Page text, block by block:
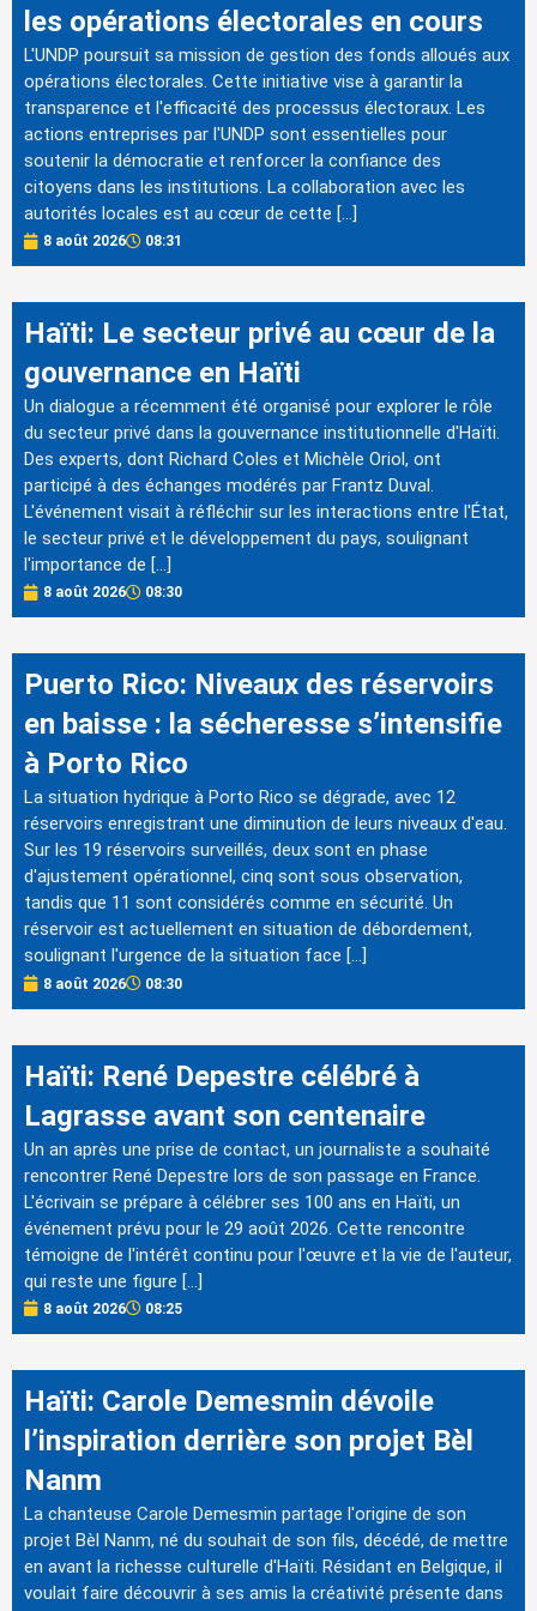
les opérations électorales en cours
L'UNDP poursuit sa mission de gestion des fonds alloués aux
opérations électorales. Cette initiative vise à garantir la
transparence et l'efficacité des processus électoraux. Les
actions entreprises par l'UNDP sont essentielles pour
soutenir la démocratie et renforcer la confiance des
citoyens dans les institutions. La collaboration avec les
autorités locales est au cœur de cette […]
8 août 2026 08:31
Haïti: Le secteur privé au cœur de la
gouvernance en Haïti
Un dialogue a récemment été organisé pour explorer le rôle
du secteur privé dans la gouvernance institutionnelle d'Haïti.
Des experts, dont Richard Coles et Michèle Oriol, ont
participé à des échanges modérés par Frantz Duval.
L'événement visait à réfléchir sur les interactions entre l'État,
le secteur privé et le développement du pays, soulignant
l'importance de […]
8 août 2026 08:30
Puerto Rico: Niveaux des réservoirs
en baisse : la sécheresse s’intensifie
à Porto Rico
La situation hydrique à Porto Rico se dégrade, avec 12
réservoirs enregistrant une diminution de leurs niveaux d'eau.
Sur les 19 réservoirs surveillés, deux sont en phase
d'ajustement opérationnel, cinq sont sous observation,
tandis que 11 sont considérés comme en sécurité. Un
réservoir est actuellement en situation de débordement,
soulignant l'urgence de la situation face […]
8 août 2026 08:30
Haïti: René Depestre célébré à
Lagrasse avant son centenaire
Un an après une prise de contact, un journaliste a souhaité
rencontrer René Depestre lors de son passage en France.
L'écrivain se prépare à célébrer ses 100 ans en Haïti, un
événement prévu pour le 29 août 2026. Cette rencontre
témoigne de l'intérêt continu pour l'œuvre et la vie de l'auteur,
qui reste une figure […]
8 août 2026 08:25
Haïti: Carole Demesmin dévoile
l’inspiration derrière son projet Bèl
Nanm
La chanteuse Carole Demesmin partage l'origine de son
projet Bèl Nanm, né du souhait de son fils, décédé, de mettre
en avant la richesse culturelle d'Haïti. Résidant en Belgique, il
voulait faire découvrir à ses amis la créativité présente dans